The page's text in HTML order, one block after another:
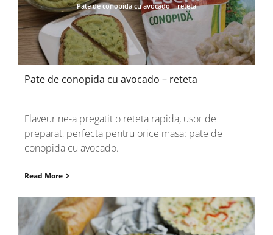
Pate de conopida cu avocado – reteta
Pate de conopida cu avocado – reteta
Flaveur ne-a pregatit o reteta rapida, usor de
preparat, perfecta pentru orice masa: pate de
conopida cu avocado.
Read More